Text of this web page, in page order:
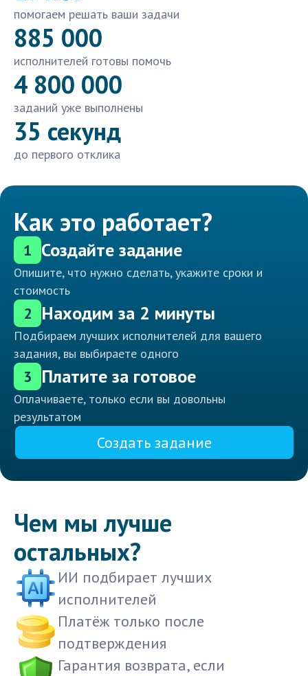
помогаем решать ваши задачи
885 000
исполнителей готовы помочь
4 800 000
заданий уже выполнены
35 секунд
до первого отклика
Как это работает?
1 Создайте задание
Опишите, что нужно сделать, укажите сроки и
стоимость
2 Находим за 2 минуты
Подбираем лучших исполнителей для вашего
задания, вы выбираете одного
3 Платите за готовое
Оплачиваете, только если вы довольны
результатом
Создать задание
Чем мы лучше
остальных?
ИИ подбирает лучших
исполнителей
Платёж только после
подтверждения
Гарантия возврата, если